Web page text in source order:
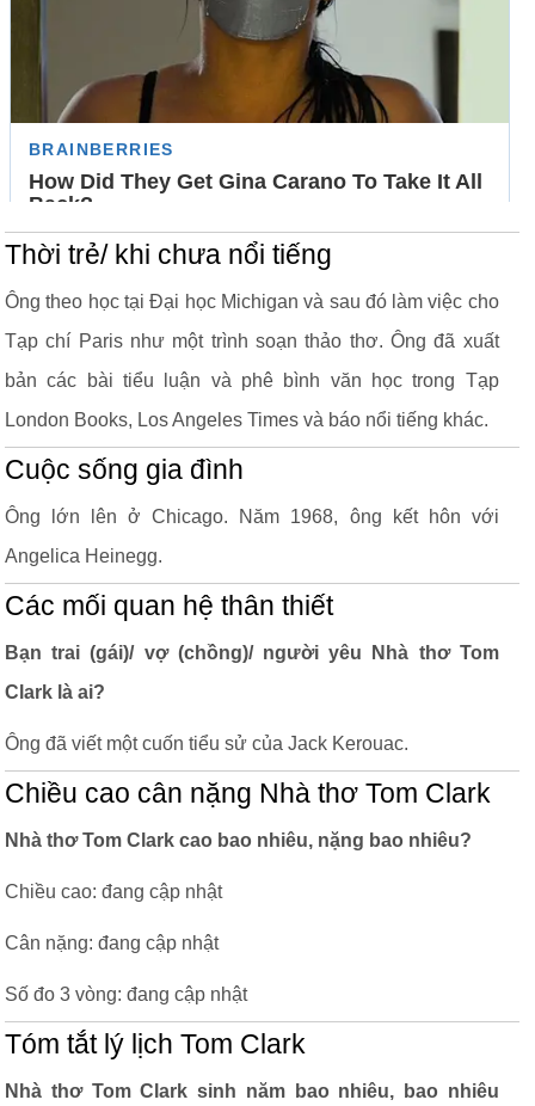
Thời trẻ/ khi chưa nổi tiếng
Ông theo học tại Đại học Michigan và sau đó làm việc cho
Tạp chí Paris như một trình soạn thảo thơ. Ông đã xuất
bản các bài tiểu luận và phê bình văn học trong Tạp
London Books, Los Angeles Times và báo nổi tiếng khác.
Cuộc sống gia đình
Ông lớn lên ở Chicago. Năm 1968, ông kết hôn với
Angelica Heinegg.
Các mối quan hệ thân thiết
Bạn trai (gái)/ vợ (chồng)/ người yêu Nhà thơ Tom
Clark là ai?
Ông đã viết một cuốn tiểu sử của Jack Kerouac.
Chiều cao cân nặng Nhà thơ Tom Clark
Nhà thơ Tom Clark cao bao nhiêu, nặng bao nhiêu?
Chiều cao: đang cập nhật
Cân nặng: đang cập nhật
Số đo 3 vòng: đang cập nhật
Tóm tắt lý lịch Tom Clark
Nhà thơ Tom Clark sinh năm bao nhiêu, bao nhiêu